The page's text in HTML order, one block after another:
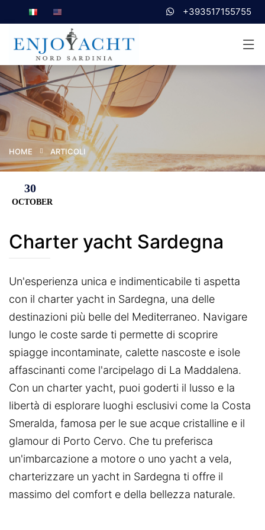
+393517155755
HOME ARTICOLI
30
OCTOBER
Charter yacht Sardegna
Un'esperienza unica e indimenticabile ti aspetta
con il charter yacht in Sardegna, una delle
destinazioni più belle del Mediterraneo. Navigare
lungo le coste sarde ti permette di scoprire
spiagge incontaminate, calette nascoste e isole
affascinanti come l'arcipelago di La Maddalena.
Con un charter yacht, puoi goderti il lusso e la
libertà di esplorare luoghi esclusivi come la Costa
Smeralda, famosa per le sue acque cristalline e il
glamour di Porto Cervo. Che tu preferisca
un'imbarcazione a motore o uno yacht a vela,
charterizzare un yacht in Sardegna ti offre il
massimo del comfort e della bellezza naturale.